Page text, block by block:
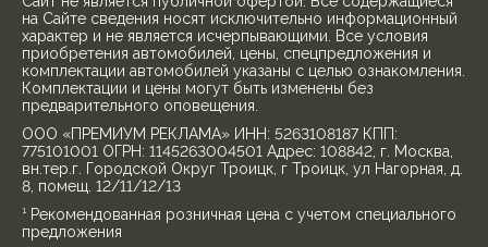
на Сайте сведения носят исключительно информационный
характер и не является исчерпывающими. Все условия
приобретения автомобилей, цены, спецпредложения и
комплектации автомобилей указаны с целью ознакомления.
Комплектации и цены могут быть изменены без
предварительного оповещения.
ООО «ПРЕМИУМ РЕКЛАМА» ИНН: 5263108187 КПП:
775101001 ОГРН: 1145263004501 Адрес: 108842, г. Москва,
вн.тер.г. Городской Округ Троицк, г Троицк, ул Нагорная, д.
8, помещ. 12/11/12/13
¹ Рекомендованная розничная цена с учетом специального
предложения